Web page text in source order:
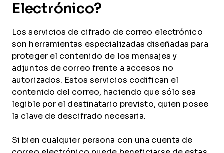
Electrónico?
Los servicios de cifrado de correo electrónico
son herramientas especializadas diseñadas para
proteger el contenido de los mensajes y
adjuntos de correo frente a accesos no
autorizados. Estos servicios codifican el
contenido del correo, haciendo que sólo sea
legible por el destinatario previsto, quien posee
la clave de descifrado necesaria.
Si bien cualquier persona con una cuenta de